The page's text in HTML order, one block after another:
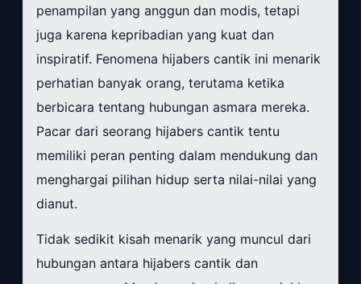
penampilan yang anggun dan modis, tetapi
juga karena kepribadian yang kuat dan
inspiratif. Fenomena hijabers cantik ini menarik
perhatian banyak orang, terutama ketika
berbicara tentang hubungan asmara mereka.
Pacar dari seorang hijabers cantik tentu
memiliki peran penting dalam mendukung dan
menghargai pilihan hidup serta nilai-nilai yang
dianut.
Tidak sedikit kisah menarik yang muncul dari
hubungan antara hijabers cantik dan